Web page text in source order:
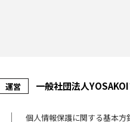
運営 ⼀般社団法⼈
個⼈情報保護に関する基本⽅